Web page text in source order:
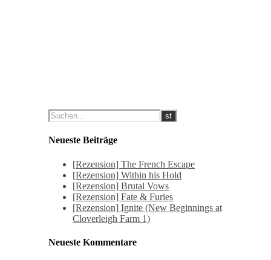
Neueste Beiträge
[Rezension] The French Escape
[Rezension] Within his Hold
[Rezension] Brutal Vows
[Rezension] Fate & Furies
[Rezension] Ignite (New Beginnings at
Cloverleigh Farm 1)
Neueste Kommentare